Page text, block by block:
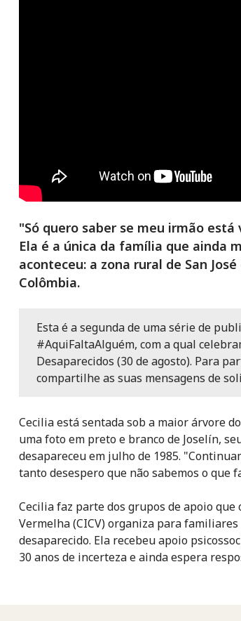
"Só quero saber se meu irmão
Ela é a única da família que ainda
aconteceu: a zona rural de San
Colômbia.
Esta é a segunda de uma série de
#AquiFaltaAlguém, com a qual
Desaparecidos (30 de agosto). Para
compartilhe as suas mensagens de
Cecilia está sentada sob a maior árvore
uma foto em preto e branco de Joselín,
desapareceu em julho de 1985.
tanto desespero que não sabemos o que
Cecilia faz parte dos grupos de apoio
Vermelha (CICV) organiza para
desaparecido. Ela recebeu apoio
30 anos de incerteza e ainda espera